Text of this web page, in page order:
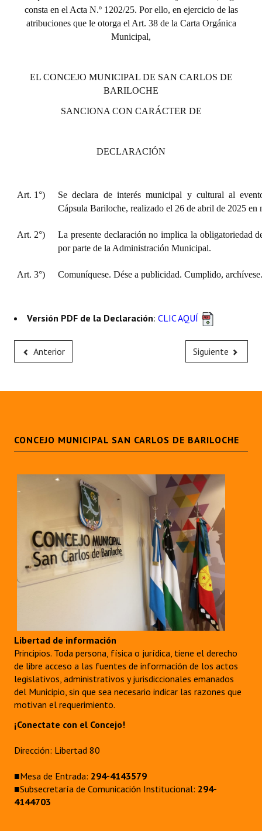
consta en el Acta N.º 1202/25. Por ello, en ejercicio de las
atribuciones que le otorga el Art. 38 de la Carta Orgánica
Municipal,
EL CONCEJO MUNICIPAL DE SAN CARLOS DE
BARILOCHE
SANCIONA CON CARÁCTER DE
DECLARACIÓN
Art. 1°)
Se declara de interés municipal y cultural al
Cápsula Bariloche, realizado el 26 de abril de 2025 en
Art. 2°)
La presente declaración no implica la obligatoriedad
por parte de la Administración Municipal.
Art. 3°) Comuníquese. Dése a publicidad. Cumplido, archívese.
Versión PDF de la Declaración: CLIC AQUÍ
Anterior Siguiente
CONCEJO MUNICIPAL SAN CARLOS DE BARILOCHE
Libertad de información
Principios. Toda persona, física o jurídica, tiene el derecho
de libre acceso a las fuentes de información de los actos
legislativos, administrativos y jurisdiccionales emanados
del Municipio, sin que sea necesario indicar las razones que
motivan el requerimiento.
¡Conectate con el Concejo!
Dirección: Libertad 80
■Mesa de Entrada: 294-4143579
■Subsecretaría de Comunicación Institucional: 294-
4144703